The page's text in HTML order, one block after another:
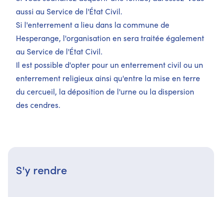
aussi au Service de l'État Civil.
Si l'enterrement a lieu dans la commune de
Hesperange, l'organisation en sera traitée également
au Service de l'État Civil.
Il est possible d'opter pour un enterrement civil ou un
enterrement ​religieux ainsi qu'entre la mise en terre
du cercueil, la déposition de l'urne ou la dispersion
des cendres.
S'y rendre